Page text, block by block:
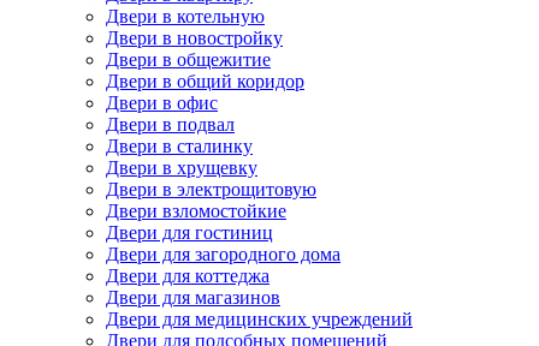
Двери в котельную
Двери в новостройку
Двери в общежитие
Двери в общий коридор
Двери в офис
Двери в подвал
Двери в сталинку
Двери в хрущевку
Двери в электрощитовую
Двери взломостойкие
Двери для гостиниц
Двери для загородного дома
Двери для коттеджа
Двери для магазинов
Двери для медицинских учреждений
Двери для подсобных помещений